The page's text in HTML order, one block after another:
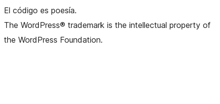
El código es poesía.
The WordPress® trademark is the intellectual property of
the WordPress Foundation.